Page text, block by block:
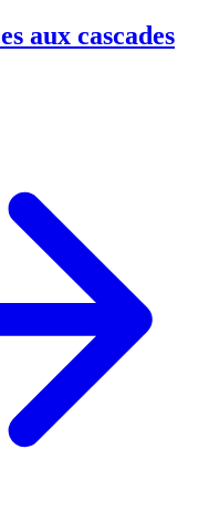
aux cascades